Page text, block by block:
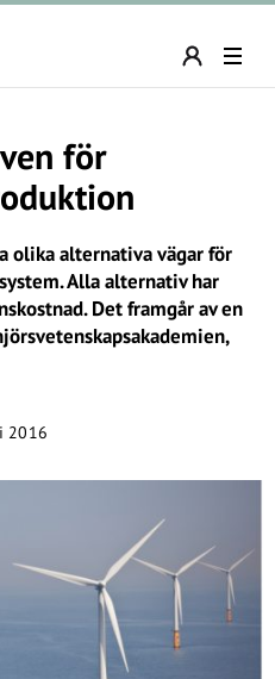
för
olika alternativa vägar för
Alla alternativ har
Det framgår av en
2016